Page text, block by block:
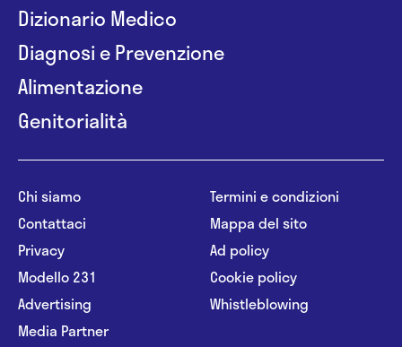
Dizionario Medico
Diagnosi e Prevenzione
Alimentazione
Genitorialità
Chi siamo
Contattaci
Privacy
Modello 231
Advertising
Media Partner
Termini e condizioni
Mappa del sito
Ad policy
Cookie policy
Whistleblowing